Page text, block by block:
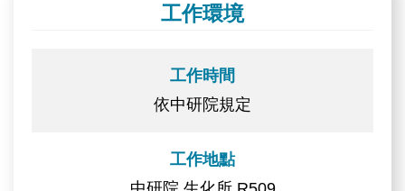
工作環境
工作時間
依中研院規定
工作地點